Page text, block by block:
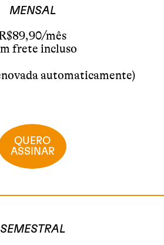
MENSAL
mês
frete incluso
automaticamente)
QUERO
ASSINAR
SEMESTRAL